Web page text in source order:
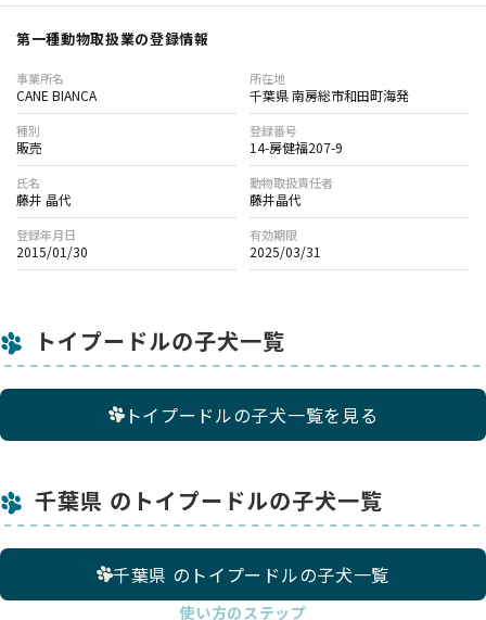
第一種動物取扱業の登録情報
事業所名
CANE BIANCA
所在地
千葉県 南房総市和田町海発
種別
販売
登録番号
14-房健福207-9
氏名
藤井 晶代
動物取扱責任者
藤井晶代
登録年月日
2015/01/30
有効期限
2025/03/31
トイプードルの子犬一覧
トイプードルの子犬一覧を見る
千葉県 のトイプードルの子犬一覧
千葉県 のトイプードルの子犬一覧
使い方のステップ